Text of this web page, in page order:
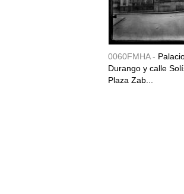
0060FMHA -
Durango y calle
Plaza Zab...